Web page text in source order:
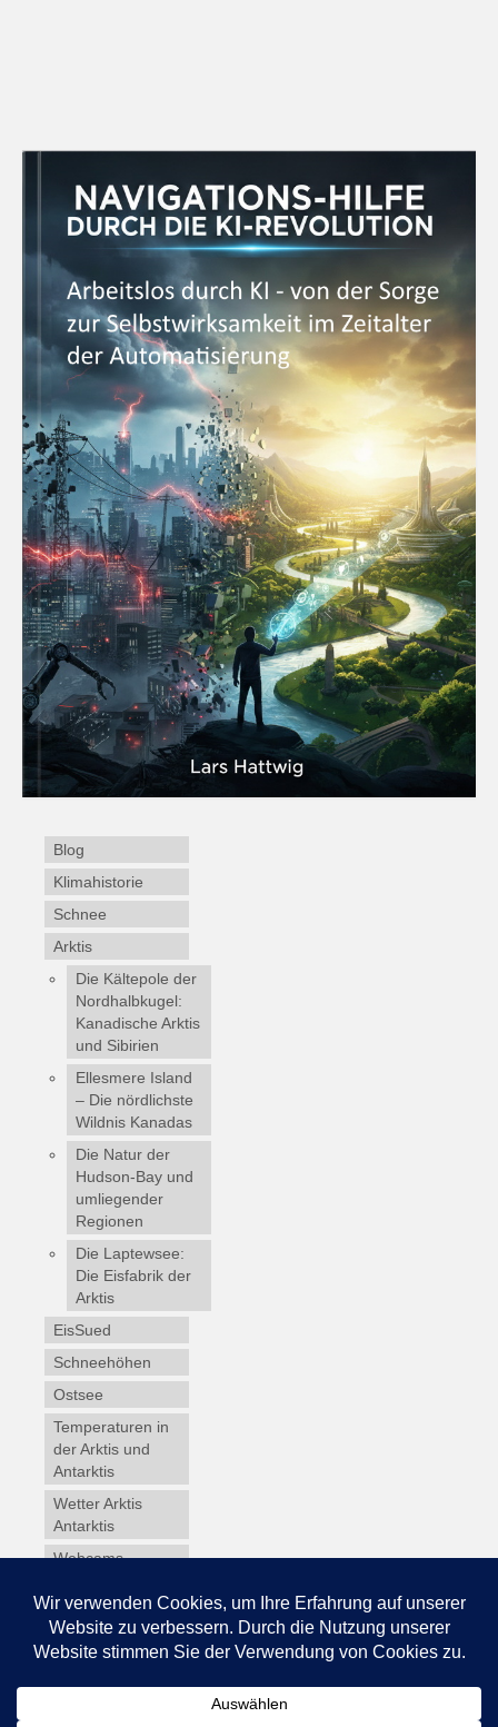
Blog
Klimahistorie
Schnee
Arktis
Die Kältepole der
Nordhalbkugel:
Kanadische Arktis
und Sibirien
Ellesmere Island
– Die nördlichste
Wildnis Kanadas
Die Natur der
Hudson-Bay und
umliegender
Regionen
Die Laptewsee:
Die Eisfabrik der
Arktis
EisSued
Schneehöhen
Ostsee
Temperaturen in
der Arktis und
Antarktis
Wetter Arktis
Antarktis
Webcams
Winterdienst
Glossar
Datenschutz